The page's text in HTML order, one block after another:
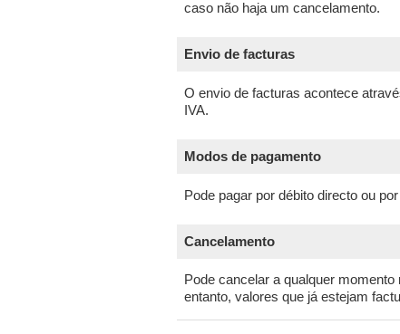
caso não haja um cancelamento.
Envio de facturas
O envio de facturas acontece
IVA.
Modos de pagamento
Pode pagar por débito directo ou
Cancelamento
Pode cancelar a qualquer
entanto, valores que já estejam